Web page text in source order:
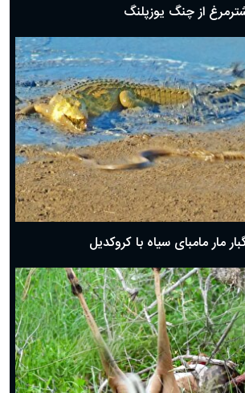
از چنگ یوزپلنگ
مار مامبای سیاه با کروکدیل